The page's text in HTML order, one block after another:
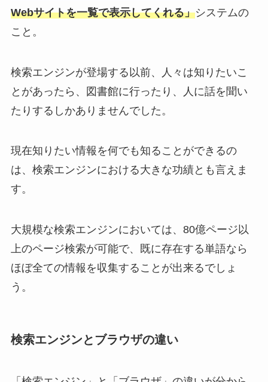
Webサイトを一覧で表示してくれる」システムの
こと。
検索エンジンが登場する以前、人々は知りたいこ
とがあったら、図書館に行ったり、人に話を聞い
たりするしかありませんでした。
現在知りたい情報を何でも知ることができるの
は、検索エンジンにおける大きな功績とも言えま
す。
大規模な検索エンジンにおいては、80億ページ以
上のページ検索が可能で、既に存在する単語なら
ほぼ全ての情報を収集することが出来るでしょ
う。
検索エンジンとブラウザの違い